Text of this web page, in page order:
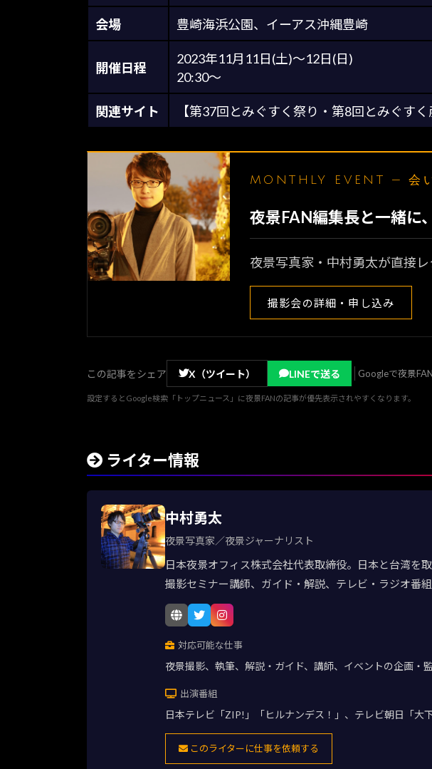
会場 豊崎海浜公園、イーアス沖縄豊崎
開催日程
2023年11月11日(土)～12日(日)
20:30～
関連サイト 【第37回とみぐすく祭り・第8回とみぐす
MONTHLY EVENT — 会
夜景FAN編集長と一緒に
夜景写真家・中村勇太が直接
撮影会の詳細・申し込み
この記事をシェア X（ツイート） LINEで送る Googleで夜景
設定するとGoogle検索「トップニュース」に夜景FANの記事が優先表示されやすくなります。
ライター情報
中村勇太
夜景写真家／夜景ジャーナリスト
日本夜景オフィス株式会社代表取締役。日本と台湾を
撮影セミナー講師、ガイド・解説、テレビ・ラジオ番
対応可能な仕事
夜景撮影、執筆、解説・ガイド、講師、イベントの企画・
出演番組
日本テレビ「ZIP!」「ヒルナンデス！」、テレビ朝日「
このライターに仕事を依頼する